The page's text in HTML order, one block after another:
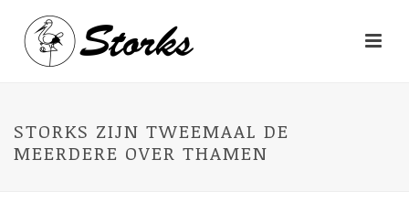
STORKS ZIJN TWEEMAAL DE
MEERDERE OVER THAMEN